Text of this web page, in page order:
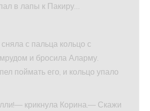
в лапы к Пакиру…
с пальца кольцо с
и бросила Аларму.
поймать его, и кольцо упало
крикнула Корина.— Скажи